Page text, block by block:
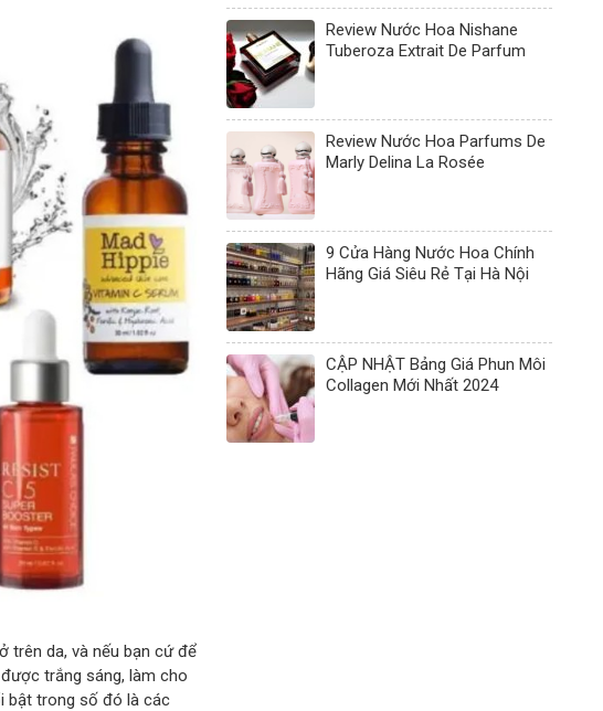
trên da, và nếu bạn cứ để
trắng sáng, làm cho
bật trong số đó là các
Review Nước Hoa Nishane
Tuberoza Extrait De Parfum
Review Nước Hoa Parfums De
Marly Delina La Rosée
9 Cửa Hàng Nước Hoa Chính
Hãng Giá Siêu Rẻ Tại Hà Nội
CẬP NHẬT Bảng Giá Phun Môi
Collagen Mới Nhất 2024